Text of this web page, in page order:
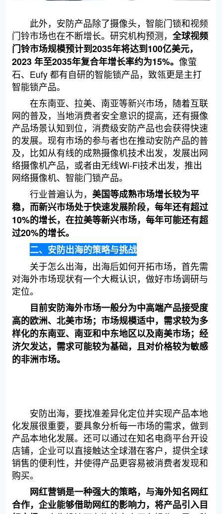
此外，安防产品除了摄像头，智能门锁和视频
门铃市场也在不断增长。研究机构预测， 全球视频
门铃市场规模预计到2035年将达到100亿美元，
2023 年至2035年复合年增长率约为15%。 像萤
石、Eufy 都有自研的智能锁产品，致瓴更是主打
智能锁产品。
在东南亚、拉美、南亚等新兴市场，随着互联
网的普及，当地消费者安全意识的提高，还有摄像
产品场景认知到位，消费级安防产品也会获得快速
的发展。现有市场的参与者也在推动安防产品的普
及，比如从有线的成熟摄像机技术出发，发展出网
络摄像机产品，或者由无线Wi-Fi技术出发，推出
网络摄像机、智能门锁产品。
行业普遍认为， 美国等成熟市场增长较为平
稳，而新兴市场处于快速发展阶段，每年还有超过
10%的增长，在拉美等新兴市场，每年可能还有超
过20%的增长。
二、安防出海的策略与挑战
关于怎么出海，出海后如何开拓市场，首先需
对海外市场现状有一个大概认识，做好市场调研与
定位。
目前安防海外市场一般分为中高端产品接受度
高的欧洲、北美市场；市场规模适中，需求较为多
样化的东南亚、南亚和中东地区以及南美市场；经
济欠发达，需求可能较为基础，且对价格较为敏感
的非洲市场。
安防出海，要找准差异化定位并实现产品本地
化发展很重要，要具象分析每一市场的需求，做到
产品本地化发展。还可以通过在知名电商平台开设
店铺，企业可以直接触达全球潜在客户，提供全球
销售的便利性，并使得产品更容易被消费者发现和
购买。
网红营销是一种强大的策略，与海外知名网红
合作，企业能够借助网红的影响力，将产品引入目